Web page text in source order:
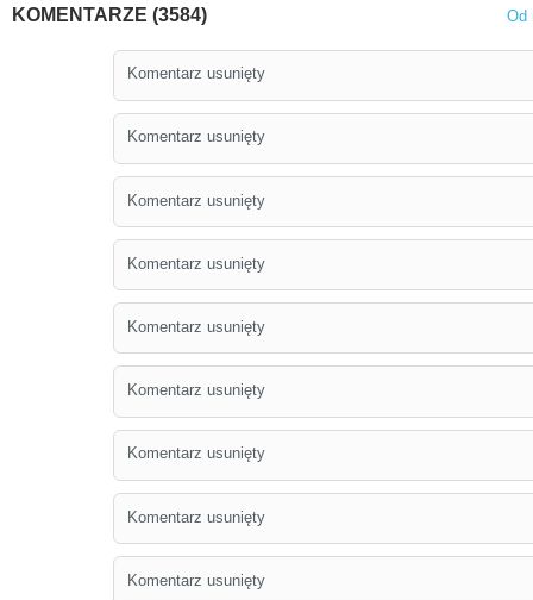
KOMENTARZE (3584) Od
Komentarz usunięty
Komentarz usunięty
Komentarz usunięty
Komentarz usunięty
Komentarz usunięty
Komentarz usunięty
Komentarz usunięty
Komentarz usunięty
Komentarz usunięty